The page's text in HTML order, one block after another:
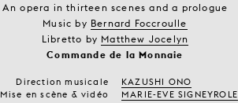
An opera in thirteen scenes and a prologue
Music by Bernard Foccroulle
Libretto by Matthew Jocelyn
Commande de la Monnaie
Direction musicale
KAZUSHI ONO
Mise en scène & vidéo
MARIE-EVE SIGNEYROLE